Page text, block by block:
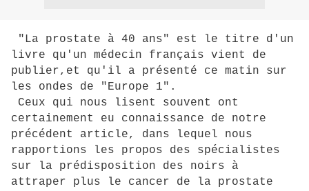
"La prostate à 40 ans" est le titre d'un
livre qu'un médecin français vient de
publier,et qu'il a présenté ce matin sur
les ondes de "Europe 1".
Ceux qui nous lisent souvent ont
certainement eu connaissance de notre
précédent article, dans lequel nous
rapportions les propos des spécialistes
sur la prédisposition des noirs à
attraper plus le cancer de la prostate